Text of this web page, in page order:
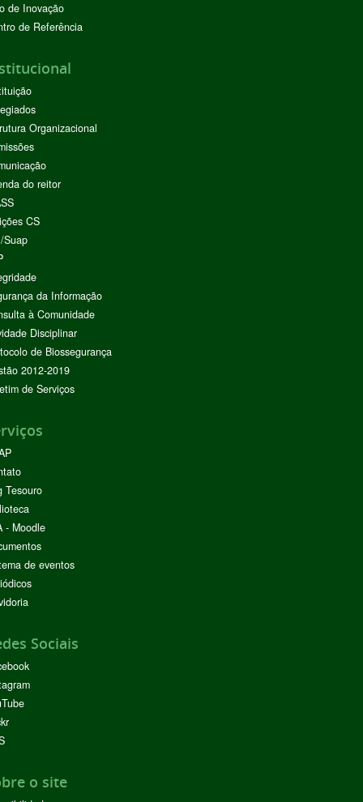
de Inovação
de Referência
Organizacional
do reitor
CS
Suap
da Informação
à Comunidade
Disciplinar
de Biossegurança
2012-2019
de Serviços
Tesouro
- Moodle
de eventos
Sociais
o site